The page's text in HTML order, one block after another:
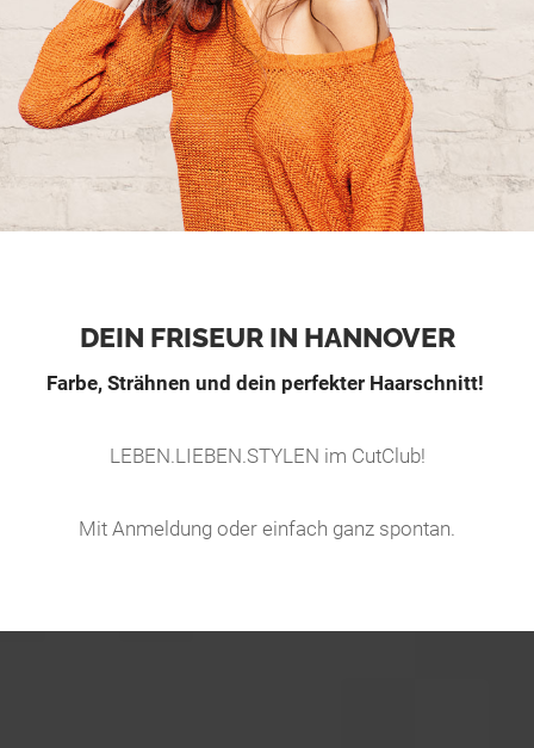
DEIN FRISEUR IN HANNOVER
Farbe, Strähnen und dein perfekter Haarschnitt!
LEBEN.LIEBEN.STYLEN im CutClub!
Mit Anmeldung oder einfach ganz spontan.